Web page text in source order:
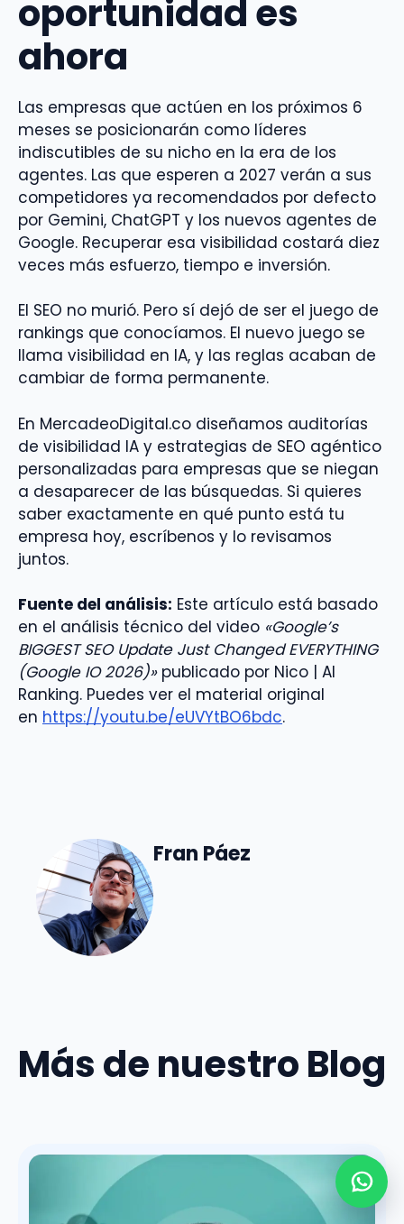
oportunidad es
ahora
Las empresas que actúen en los próximos 6
meses se posicionarán como líderes
indiscutibles de su nicho en la era de los
agentes. Las que esperen a 2027 verán a sus
competidores ya recomendados por defecto
por Gemini, ChatGPT y los nuevos agentes de
Google. Recuperar esa visibilidad costará diez
veces más esfuerzo, tiempo e inversión.
El SEO no murió. Pero sí dejó de ser el juego de
rankings que conocíamos. El nuevo juego se
llama visibilidad en IA, y las reglas acaban de
cambiar de forma permanente.
En MercadeoDigital.co diseñamos auditorías
de visibilidad IA y estrategias de SEO agéntico
personalizadas para empresas que se niegan
a desaparecer de las búsquedas. Si quieres
saber exactamente en qué punto está tu
empresa hoy, escríbenos y lo revisamos
juntos.
Fuente del análisis: Este artículo está basado
en el análisis técnico del video «Google’s
BIGGEST SEO Update Just Changed EVERYTHING
(Google IO 2026)»publicado por Nico | AI
Ranking. Puedes ver el material original
en https://youtu.be/eUVYtBO6bdc.
Fran Páez
Más de nuestro Blog